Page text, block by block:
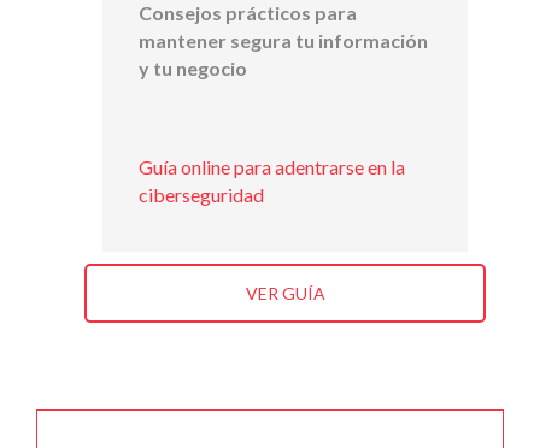
Consejos prácticos para
mantener segura tu información
y tu negocio
Guía online para adentrarse en la
ciberseguridad
VER GUÍA